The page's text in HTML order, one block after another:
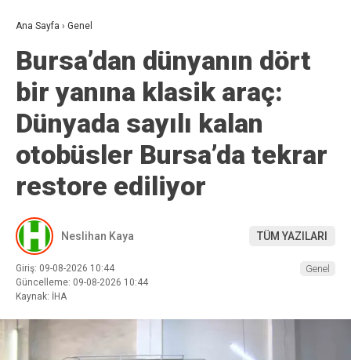
Ana Sayfa › Genel
Bursa’dan dünyanın dört
bir yanına klasik araç:
Dünyada sayılı kalan
otobüsler Bursa’da tekrar
restore ediliyor
Neslihan Kaya TÜM YAZILARI
Giriş: 09-08-2026 10:44
Güncelleme: 09-08-2026 10:44
Kaynak: İHA
Genel